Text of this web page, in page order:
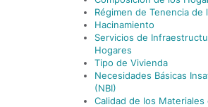
Régimen de Tenencia de
Hacinamiento
Servicios de
Hogares
Tipo de Vivienda
Necesidades Básicas
(NBI)
Calidad de los Materiales